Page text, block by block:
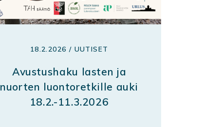
18.2.2026 / UUTISET
Avustushaku lasten ja
nuorten luontoretkille auki
18.2.-11.3.2026